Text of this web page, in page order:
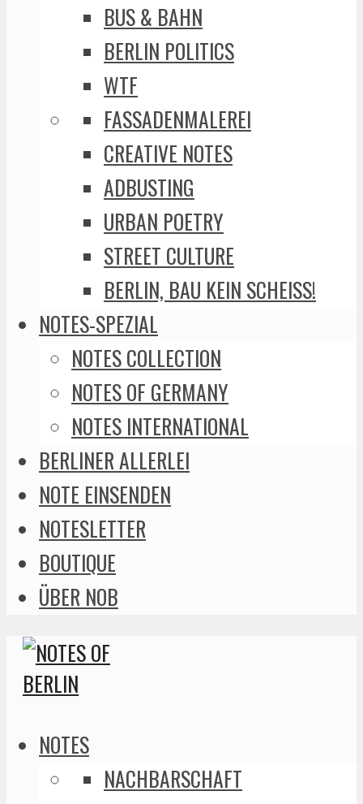
BUS & BAHN
BERLIN POLITICS
WTF
FASSADENMALEREI
CREATIVE NOTES
ADBUSTING
URBAN POETRY
STREET CULTURE
BERLIN, BAU KEIN SCHEISS!
NOTES-SPEZIAL
NOTES COLLECTION
NOTES OF GERMANY
NOTES INTERNATIONAL
BERLINER ALLERLEI
NOTE EINSENDEN
NOTESLETTER
BOUTIQUE
ÜBER NOB
NOTES
NACHBARSCHAFT